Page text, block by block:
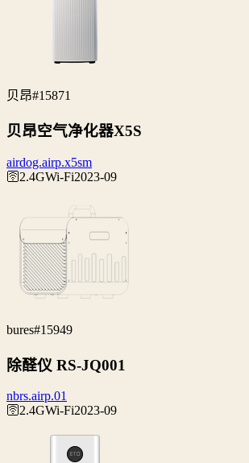
贝昂#15871
贝昂空气净化器X5S
airdog.airp.x5sm
🛜2.4GWi‑Fi2023-09
bures#15949
除醛仪 RS-JQ001
nbrs.airp.01
🛜2.4GWi‑Fi2023-09